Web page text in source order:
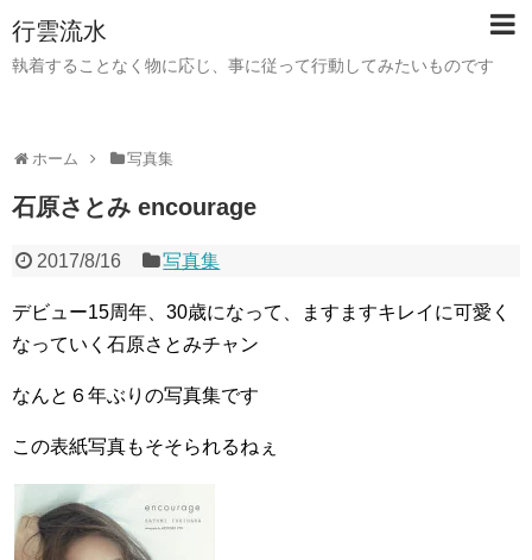
行雲流水
執着することなく物に応じ、事に従って行動してみたいものです
ホーム 写真集
石原さとみ encourage
2017/8/16 写真集
デビュー15周年、30歳になって、ますますキレイに可愛く
なっていく石原さとみチャン
なんと６年ぶりの写真集です
この表紙写真もそそられるねぇ